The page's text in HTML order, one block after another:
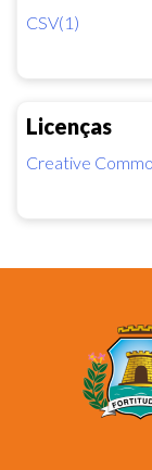
CSV(1)
Licenças
Creative